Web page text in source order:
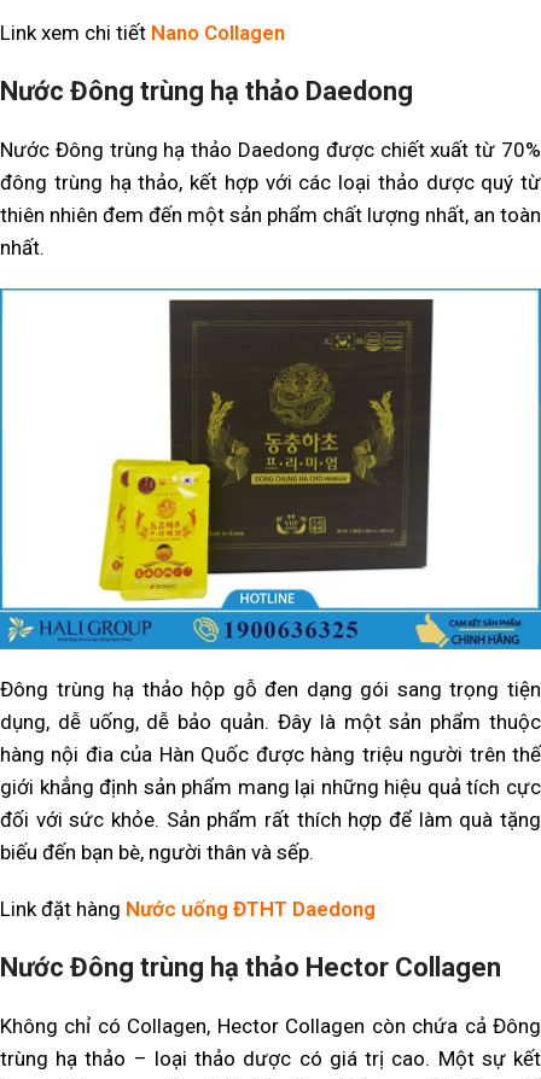
Link xem chi tiết Nano Collagen
Nước Đông trùng hạ thảo Daedong
Nước Đông trùng hạ thảo Daedong được chiết xuất từ 70%
đông trùng hạ thảo, kết hợp với các loại thảo dược quý từ
thiên nhiên đem đến một sản phẩm chất lượng nhất, an toàn
nhất.
Đông trùng hạ thảo hộp gỗ đen dạng gói sang trọng tiện
dụng, dễ uống, dễ bảo quản. Đây là một sản phẩm thuộc
hàng nội đia của Hàn Quốc được hàng triệu người trên thế
giới khẳng định sản phẩm mang lại những hiệu quả tích cực
đối với sức khỏe. Sản phẩm rất thích hợp để làm quà tặng
biếu đến bạn bè, người thân và sếp.
Link đặt hàng Nước uống ĐTHT Daedong
Nước Đông trùng hạ thảo Hector Collagen
Không chỉ có Collagen, Hector Collagen còn chứa cả Đông
trùng hạ thảo – loại thảo dược có giá trị cao. Một sự kết